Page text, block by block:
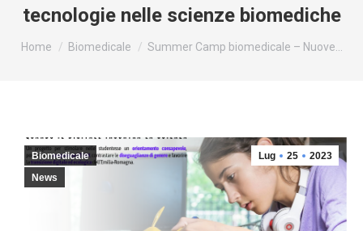
tecnologie nelle scienze biomediche
You are here:
Home Biomedicale Summer Camp biomedicale – Nuove…
Lug 25 2023
Biomedicale
News